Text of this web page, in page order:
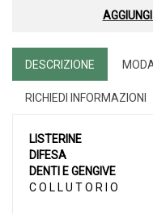
DESCRIZIONE
RICHIEDI INFORMAZIONI
LISTERINE
DIFESA
DENTI E GENGIVE
C O L L U T O R I O